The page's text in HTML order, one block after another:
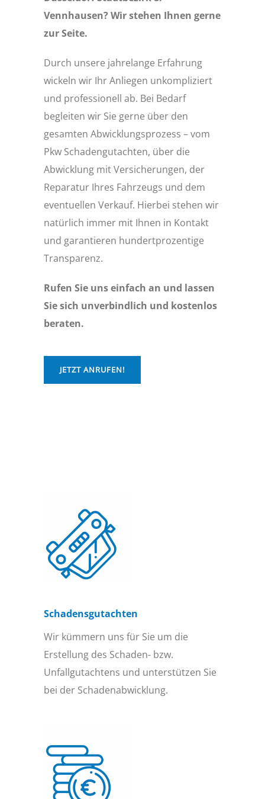
Vennhausen? Wir stehen Ihnen gerne
zur Seite.
Durch unsere jahrelange Erfahrung
wickeln wir Ihr Anliegen unkompliziert
und professionell ab. Bei Bedarf
begleiten wir Sie gerne über den
gesamten Abwicklungsprozess – vom
Pkw Schadengutachten, über die
Abwicklung mit Versicherungen, der
Reparatur Ihres Fahrzeugs und dem
eventuellen Verkauf. Hierbei stehen wir
natürlich immer mit Ihnen in Kontakt
und garantieren hundertprozentige
Transparenz.
Rufen Sie uns einfach an und lassen
Sie sich unverbindlich und kostenlos
beraten.
JETZT ANRUFEN!
Schadensgutachten
Wir kümmern uns für Sie um die
Erstellung des Schaden- bzw.
Unfallgutachtens und unterstützen Sie
bei der Schadenabwicklung.